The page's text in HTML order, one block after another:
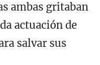
ambas gritaban
actuación de
salvar sus